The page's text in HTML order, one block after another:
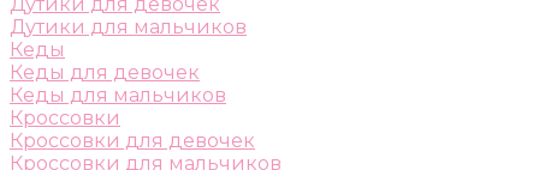
Дутики для мальчиков
Кеды
Кеды для девочек
Кеды для мальчиков
Кроссовки
Кроссовки для девочек
Кроссовки для мальчиков